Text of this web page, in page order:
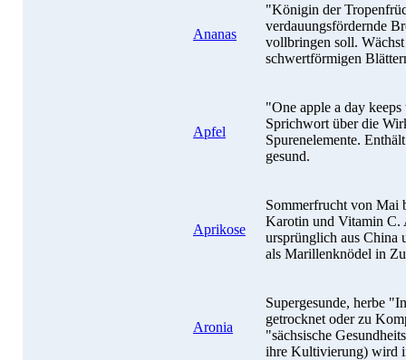
Ananas
"Königin der
verdauungsfördernde
vollbringen soll.
schwertförmigen
Apfel
"One apple a day
Sprichwort über die
Spurenelemente.
gesund.
Aprikose
Sommerfrucht von Mai
Karotin und Vitamin C.
ursprünglich aus China
als Marillenknödel in
Aronia
Supergesunde, herbe
getrocknet oder zu
"sächsische
ihre Kultivierung) wird